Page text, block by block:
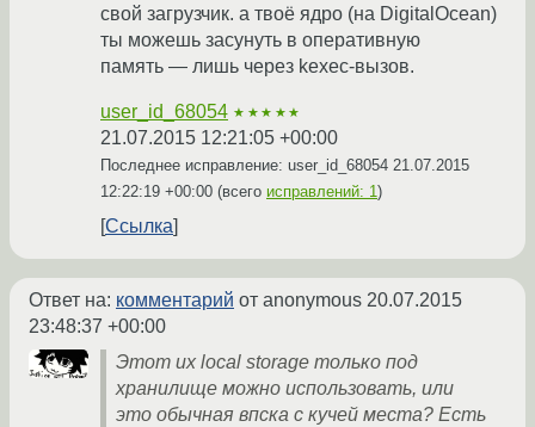
свой загрузчик. а твоё ядро (на DigitalOcean)
ты можешь засунуть в оперативную
память — лишь через kexec-вызов.
user_id_68054 ★★★★★
21.07.2015 12:21:05 +00:00
Последнее исправление: user_id_68054 21.07.2015
12:22:19 +00:00 (всего исправлений: 1)
Ссылка
Ответ на: комментарий от anonymous 20.07.2015
23:48:37 +00:00
Этот их local storage только под
хранилище можно использовать, или
это обычная впска с кучей места? Есть